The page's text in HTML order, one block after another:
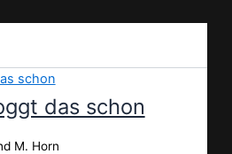
das schon
M. Horn